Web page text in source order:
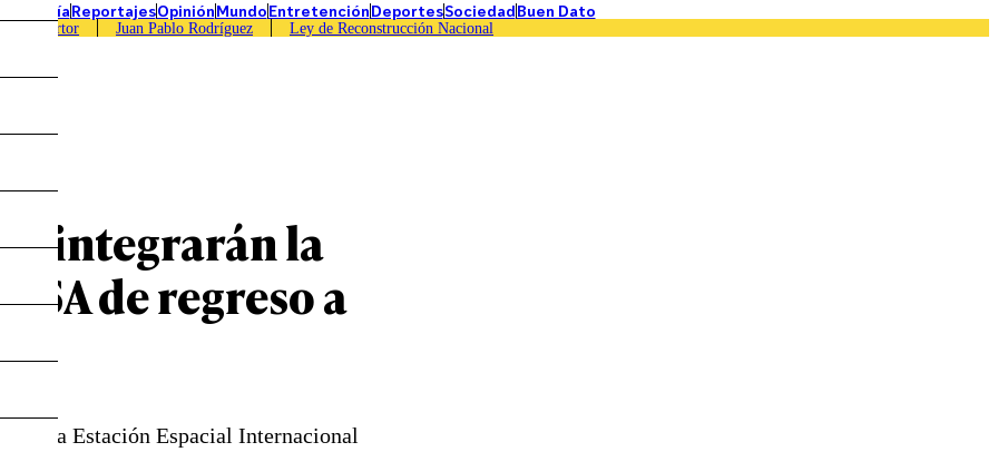
EconomíaReportajesOpiniónMundoEntretenciónDeportesSociedadBuen Dato
Caso Sartor Juan Pablo Rodríguez Ley de Reconstrucción Nacional
integrarán la
de regreso a
a la Estación Espacial Internacional